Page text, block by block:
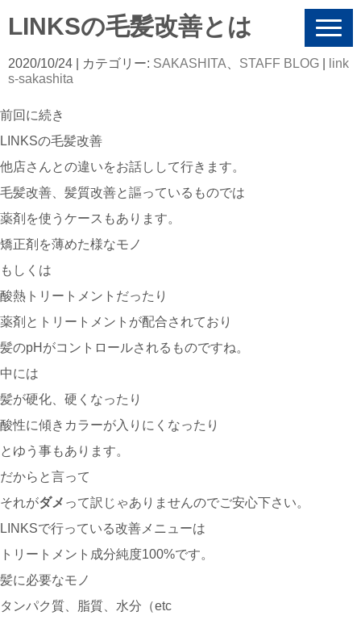
N
v
i
LINKSの毛髪改善とは
2020/10/24 | カテゴリー: SAKASHITA STAFF BLOG
link
s-sakashita
前回に続き
LINKSの毛髪改善
他店さんとの違いをお話しして行きます。
毛髪改善、髪質改善と謳っているものでは
薬剤を使うケースもあります。
矯正剤を薄めた様なモノ
もしくは
酸熱トリートメントだったり
薬剤とトリートメントが配合されており
髪のpHがコントロールされるものですね。
中には
髪が硬化、硬くなったり
酸性に傾きカラーが入りにくなったり
とゆう事もあります。
だからと言って
それがダメ って訳じゃありませんのでご安心下さい。
LINKSで行っている改善メニューは
トリートメント成分純度100%です。
髪に必要なモノ
タンパク質、脂質、水分（etc